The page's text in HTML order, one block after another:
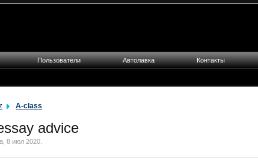
A-class
advice
8 июл 2020
Пользователи Автолавка Контакты